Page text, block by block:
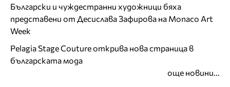
Български и чуждестранни художници бяха
представени от Десислава Зафирова на Monaco Art
Week
Pelagia Stage Couture открива нова страница в
българската мода
още новини...